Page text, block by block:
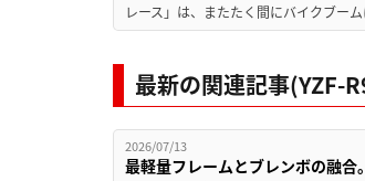
レース」は、またたく間にバイクブー
最新の関連記事(YZF-
2026/07/13
最軽量フレームとブレンボの融合